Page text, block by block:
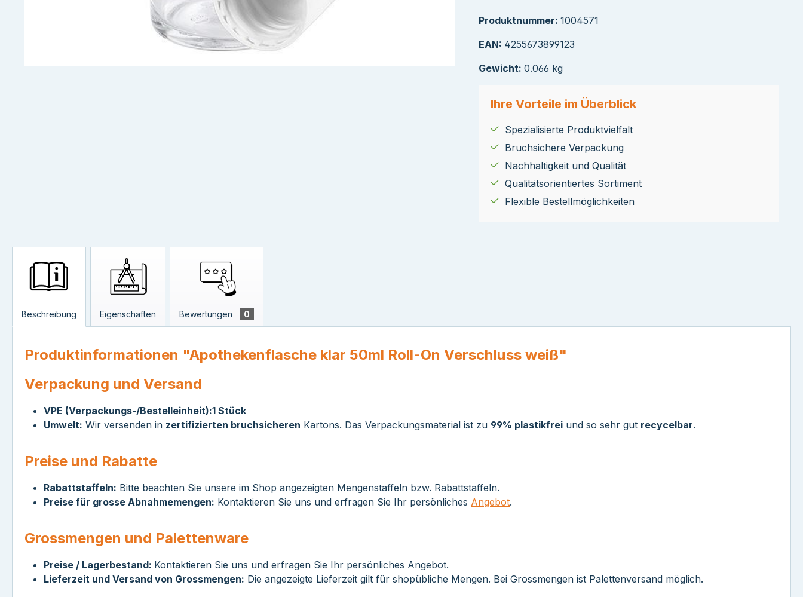
Produktnummer: 1004571
EAN: 4255673899123
Gewicht: 0.066 kg
Ihre Vorteile im Überblick
Spezialisierte Produktvielfalt
Bruchsichere Verpackung
Nachhaltigkeit und Qualität
Qualitätsorientiertes Sortiment
Flexible Bestellmöglichkeiten
Beschreibung Eigenschaften Bewertungen 0
Produktinformationen "Apothekenflasche klar 50ml Roll-On Verschluss weiß"
Verpackung und Versand
VPE (Verpackungs-/Bestelleinheit):1 Stück
Umwelt: Wir versenden in zertifizierten bruchsicheren Kartons. Das Verpackungsmaterial ist zu 99% plastikfrei und so sehr gut recycelbar.
Preise und Rabatte
Rabattstaffeln: Bitte beachten Sie unsere im Shop angezeigten Mengenstaffeln bzw. Rabattstaffeln.
Preise für grosse Abnahmemengen: Kontaktieren Sie uns und erfragen Sie Ihr persönliches Angebot.
Grossmengen und Palettenware
Preise / Lagerbestand: Kontaktieren Sie uns und erfragen Sie Ihr persönliches Angebot.
Lieferzeit und Versand von Grossmengen: Die angezeigte Lieferzeit gilt für shopübliche Mengen. Bei Grossmengen ist Palettenversand möglich.